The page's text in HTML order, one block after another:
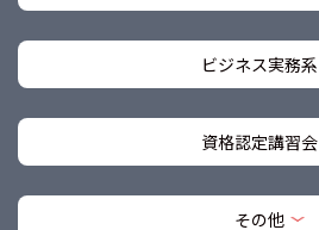
ビジネス実務系
資格認定講習会
その他